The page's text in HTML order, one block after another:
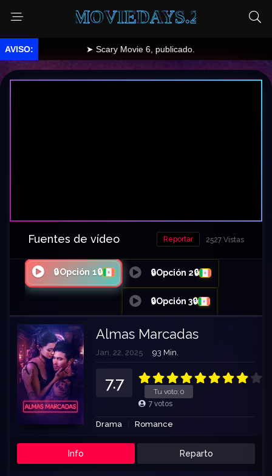
MOVIEDAYS.2
➤ Scary Movie 6, publicado.
Fuentes de vídeo 2527 Vistas
Reportar
🔒Opción 1🔒 🔒Opción 2🔒
🔒Opción 3🔒
Almas Marcadas
Jan. 22, 2025 93 Min.
Tu voto: 0
7.7
7 votos
Drama Romance
Info Reparto